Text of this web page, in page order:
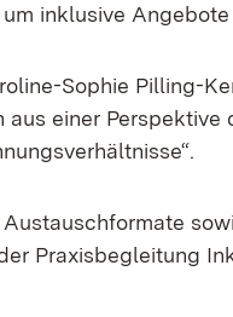
inklusive
Sophie Pilling-
einer
Praxisbegleitung